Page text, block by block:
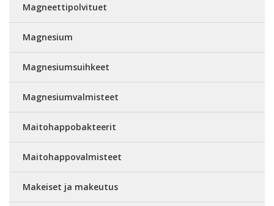
Magneettipolvituet
Magnesium
Magnesiumsuihkeet
Magnesiumvalmisteet
Maitohappobakteerit
Maitohappovalmisteet
Makeiset ja makeutus